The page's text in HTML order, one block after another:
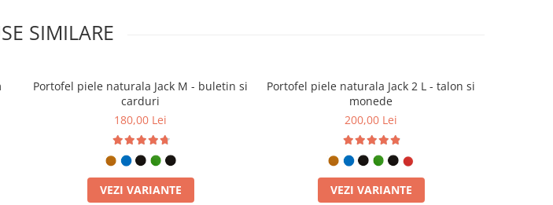
SIMILARE
Portofel piele naturala Jack M - buletin si
carduri
180,00 Lei
VEZI VARIANTE
Portofel piele naturala Jack 2 L - talon si
monede
200,00 Lei
VEZI VARIANTE